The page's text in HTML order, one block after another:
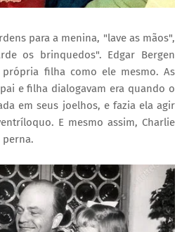
para a menina, "lave as mãos",
os brinquedos". Edgar Bergen
filha como ele mesmo. As
e filha dialogavam era quando o
em seus joelhos, e fazia ela agir
E mesmo assim, Charlie
perna.